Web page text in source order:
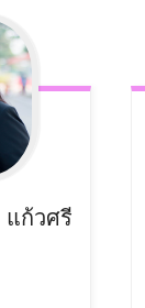
แก้วศรี